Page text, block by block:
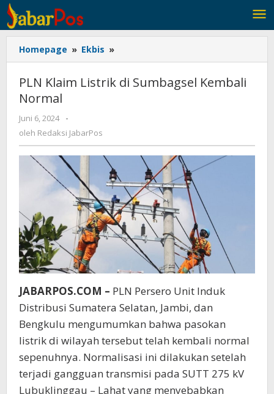
Lewati
ke
konten
Homepage » Ekbis »
Klaim
Listrik
di
PLN Klaim Listrik di Sumbagsel Kembali
Normal
Juni 6, 2024
oleh
Redaksi
JabarPos
-
oleh Redaksi JabarPos
JABARPOS.COM – PLN Persero Unit Induk
Distribusi Sumatera Selatan, Jambi, dan
Bengkulu mengumumkan bahwa pasokan
listrik di wilayah tersebut telah kembali normal
sepenuhnya. Normalisasi ini dilakukan setelah
terjadi gangguan transmisi pada SUTT 275 kV
Lubuklinggau – Lahat yang menyebabkan